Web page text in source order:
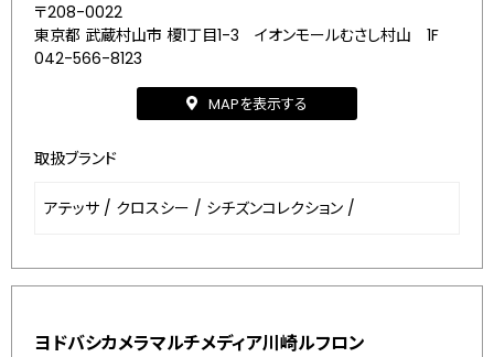
〒208-0022
東京都 武蔵村山市 榎1丁目1-3 イオンモールむさし村山 1F
042-566-8123
MAPを表示する
取扱ブランド
アテッサ / クロスシー / シチズンコレクション /
ヨドバシカメラマルチメディア川崎ルフロン